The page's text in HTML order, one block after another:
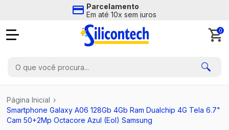
Parcelamento
Em até 10x sem juros
0
Página Inicial ›
Smartphone Galaxy A06 128Gb 4Gb Ram Dualchip 4G Tela 6.7"
Cam 50+2Mp Octacore Azul (Eol) Samsung